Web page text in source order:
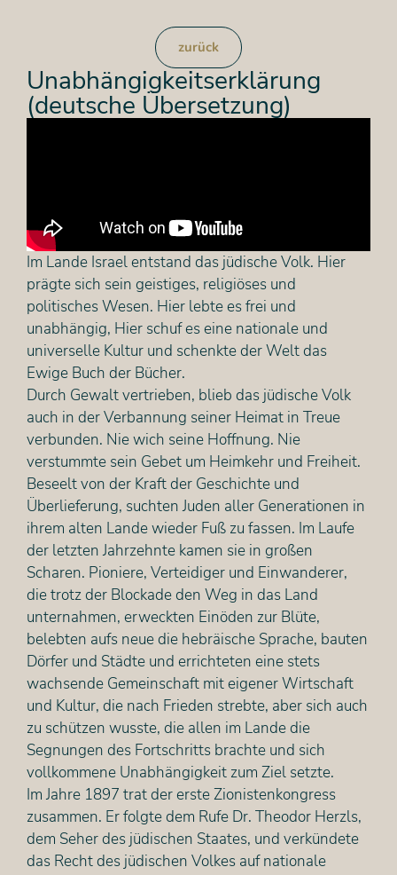
zurück
Unabhängigkeitserklärung
(deutsche Übersetzung)
Im Lande Israel entstand das jüdische Volk. Hier
prägte sich sein geistiges, religiöses und
politisches Wesen. Hier lebte es frei und
unabhängig, Hier schuf es eine nationale und
universelle Kultur und schenkte der Welt das
Ewige Buch der Bücher.
Durch Gewalt vertrieben, blieb das jüdische Volk
auch in der Verbannung seiner Heimat in Treue
verbunden. Nie wich seine Hoffnung. Nie
verstummte sein Gebet um Heimkehr und Freiheit.
Beseelt von der Kraft der Geschichte und
Überlieferung, suchten Juden aller Generationen in
ihrem alten Lande wieder Fuß zu fassen. Im Laufe
der letzten Jahrzehnte kamen sie in großen
Scharen. Pioniere, Verteidiger und Einwanderer,
die trotz der Blockade den Weg in das Land
unternahmen, erweckten Einöden zur Blüte,
belebten aufs neue die hebräische Sprache, bauten
Dörfer und Städte und errichteten eine stets
wachsende Gemeinschaft mit eigener Wirtschaft
und Kultur, die nach Frieden strebte, aber sich auch
zu schützen wusste, die allen im Lande die
Segnungen des Fortschritts brachte und sich
vollkommene Unabhängigkeit zum Ziel setzte.
Im Jahre 1897 trat der erste Zionistenkongress
zusammen. Er folgte dem Rufe Dr. Theodor Herzls,
dem Seher des jüdischen Staates, und verkündete
das Recht des jüdischen Volkes auf nationale